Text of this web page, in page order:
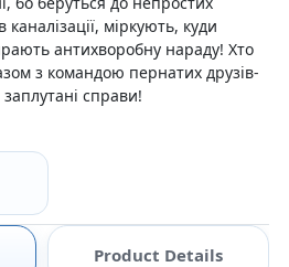
міркують, куди
антихворобну нараду! Хто
з командою пернатих друзів-
справи!
Product Details